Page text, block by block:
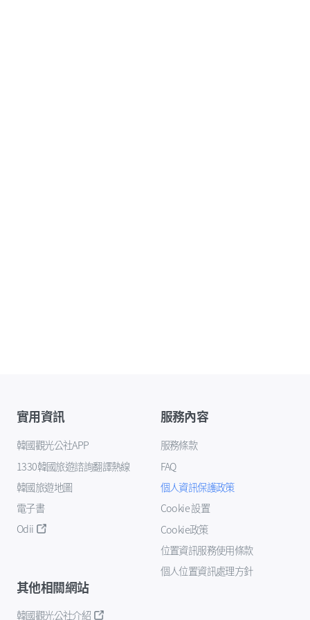
實用資訊
韓國觀光公社APP
1330韓國旅遊諮詢翻譯熱線
韓國旅遊地圖
電子書
Odii
服務內容
服務條款
FAQ
個人資訊保護政策
Cookie 設置
Cookie政策
位置資訊服務使用條款
個人位置資訊處理方針
其他相關網站
韓國觀光公社介紹